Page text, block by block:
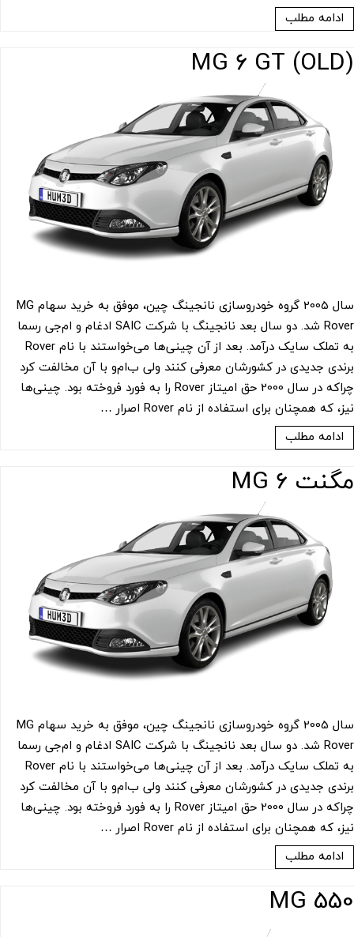
ادامه مطلب
(OLD) MG 6 GT
سال 2005 گروه خودروسازی نانجینگ چین، موفق به خرید سهام MG
Rover شد. دو سال بعد نانجینگ با شرکت SAIC ادغام و ام‌جی رسما
به تملک سایک درآمد. بعد از آن چینی‌ها می‌خواستند با نام Rover
برندی جدیدی در کشورشان معرفی کنند ولی ب‌ام‌و با آن مخالفت کرد
چراکه در سال 2000 حق امیتاز Rover را به فورد فروخته بود. چینی‌ها
نیز، که همچنان برای استفاده از نام Rover اصرار …
ادامه مطلب
مگنت 6 MG
سال 2005 گروه خودروسازی نانجینگ چین، موفق به خرید سهام MG
Rover شد. دو سال بعد نانجینگ با شرکت SAIC ادغام و ام‌جی رسما
به تملک سایک درآمد. بعد از آن چینی‌ها می‌خواستند با نام Rover
برندی جدیدی در کشورشان معرفی کنند ولی ب‌ام‌و با آن مخالفت کرد
چراکه در سال 2000 حق امیتاز Rover را به فورد فروخته بود. چینی‌ها
نیز، که همچنان برای استفاده از نام Rover اصرار …
ادامه مطلب
550 MG